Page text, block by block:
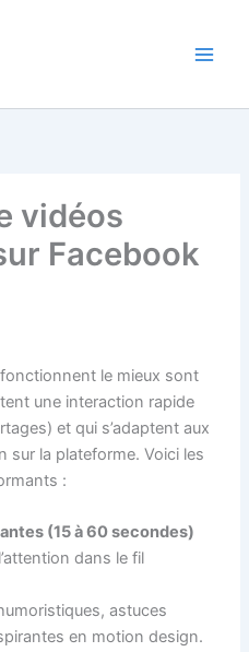
vidéos
Facebook
le mieux sont
une interaction rapide
et qui s’adaptent aux
la plateforme. Voici les
:
(15 à 60 secondes)
dans le fil
astuces
en motion design.